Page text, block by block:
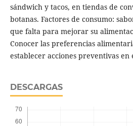
sándwich y tacos, en tiendas de
botanas. Factores de consumo:
que falta para mejorar su
Conocer las preferencias
establecer acciones preventivas
DESCARGAS